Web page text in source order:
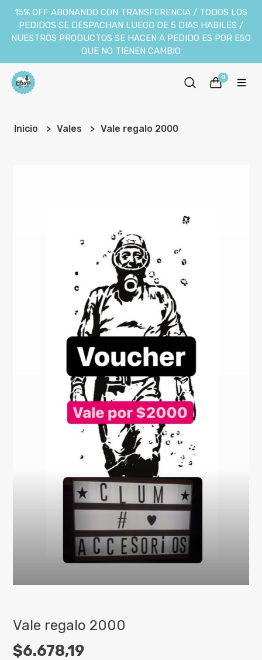
15% OFF ABONANDO CON TRANSFERENCIA / TODOS LOS
PEDIDOS SE DESPACHAN LUEGO DE 5 DIAS HABILES /
NUESTROS PRODUCTOS SE HACEN A PEDIDO ES POR ESO
QUE NO TIENEN CAMBIO
0
Inicio Vales Vale regalo 2000
Vale regalo 2000
$6.678,19